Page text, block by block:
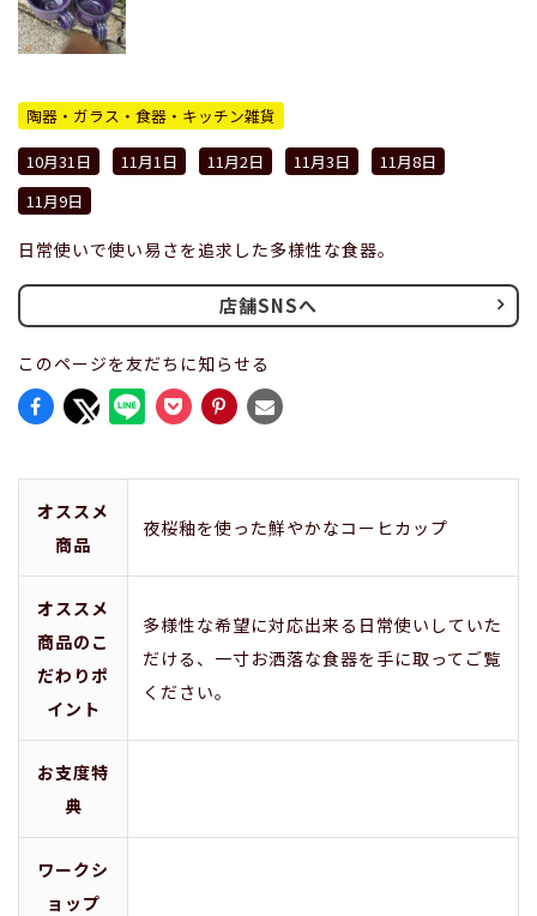
陶器・ガラス・食器・キッチン雑貨
10月31日
11月1日 11月2日 11月3日
11月8日
11月9日
日常使いで使い易さを追求した多様性な食器。
店舗SNSへ
このページを友だちに知らせる
オススメ
商品
夜桜釉を使った鮮やかなコーヒカップ
オススメ
商品のこ
だわりポ
イント
多様性な希望に対応出来る日常使いしていた
だける、一寸お洒落な食器を手に取ってご覧
ください。
お支度特
典
ワークシ
ョップ